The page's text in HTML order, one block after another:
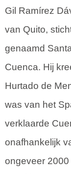
Gil Ramírez
van Quito,
genaamd
Cuenca. Hij
Hurtado de
was van het
verklaarde
onafhankelijk
ongeveer